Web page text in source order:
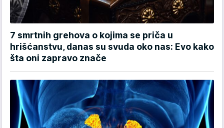
7 smrtnih grehova o kojima se priča u
hrišćanstvu, danas su svuda oko nas: Evo kako
šta oni zapravo znače